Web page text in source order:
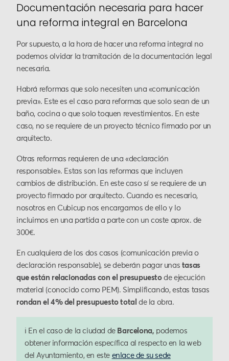
Documentación necesaria para hacer
una reforma integral en Barcelona
Por supuesto, a la hora de hacer una reforma integral no
podemos olvidar la tramitación de la documentación legal
necesaria.
Habrá reformas que solo necesiten una «comunicación
previa». Este es el caso para reformas que solo sean de un
baño, cocina o que solo toquen revestimientos. En este
caso, no se requiere de un proyecto técnico firmado por un
arquitecto.
Otras reformas requieren de una «declaración
responsable». Estas son las reformas que incluyen
cambios de distribución. En este caso sí se requiere de un
proyecto firmado por arquitecto. Cuando es necesario,
nosotros en Cubicup nos encargamos de ello y lo
incluimos en una partida a parte con un coste aprox. de
300€.
En cualquiera de los dos casos (comunicación previa o
declaración responsable), se deberán pagar unas tasas
que están relacionadas con el presupuestode ejecución
material (conocido como PEM). Simplificando, estas tasas
rondan el 4% del presupuesto total de la obra.
ℹ️ En el caso de la ciudad de Barcelona, podemos
obtener información específica al respecto en la web
del Ayuntamiento, en este enlace de su sede